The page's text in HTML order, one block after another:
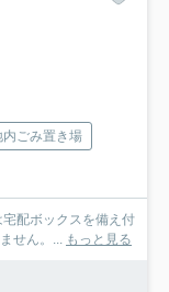
内ごみ置き場
配ボックスを備え付
せん。...
もっと見る